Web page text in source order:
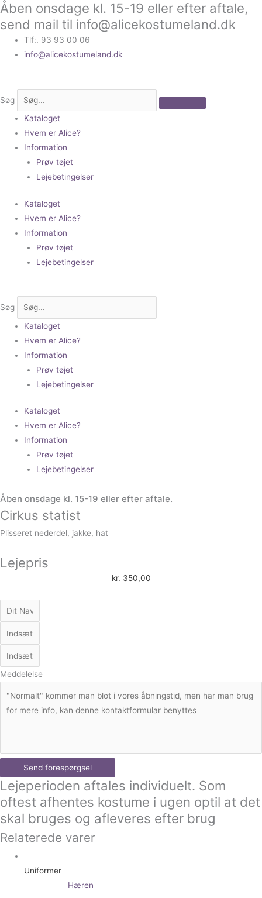
Gå
til
indholdet
Åben onsdage kl. 15-19 eller efter aftale,
send mail til info@alicekostumeland.dk
Tlf:. 93 93 00 06
info@alicekostumeland.dk
Søg
Kataloget
Hvem er Alice?
Information
Prøv tøjet
Lejebetingelser
Kataloget
Hvem er Alice?
Information
Prøv tøjet
Lejebetingelser
Søg
Kataloget
Hvem er Alice?
Information
Prøv tøjet
Lejebetingelser
Kataloget
Hvem er Alice?
Information
Prøv tøjet
Lejebetingelser
Åben onsdage kl. 15-19 eller efter aftale.
Cirkus statist
Plisseret nederdel, jakke, hat
Lejepris
kr. 350,00
Meddelelse
Send forespørgsel
Lejeperioden aftales individuelt. Som
oftest afhentes kostume i ugen optil at det
skal bruges og afleveres efter brug
Relaterede varer
Uniformer
Hæren